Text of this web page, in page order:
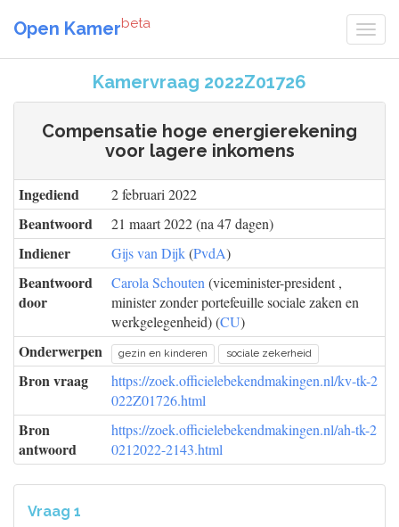
Open Kamerbeta
Kamervraag 2022Z01726
Compensatie hoge energierekening
voor lagere inkomens
Ingediend 2 februari 2022
Beantwoord 21 maart 2022 (na 47 dagen)
Indiener Gijs van Dijk(PvdA)
Beantwoord
door
Carola Schouten (viceminister-president ,
minister zonder portefeuille sociale zaken en
werkgelegenheid) (CU)
Onderwerpen gezin en kinderen sociale zekerheid
Bron vraag
https://zoek.officielebekendmakingen.nl/kv-tk-2
022Z01726.html
Bron
antwoord
https://zoek.officielebekendmakingen.nl/ah-tk-2
0212022-2143.html
Vraag 1